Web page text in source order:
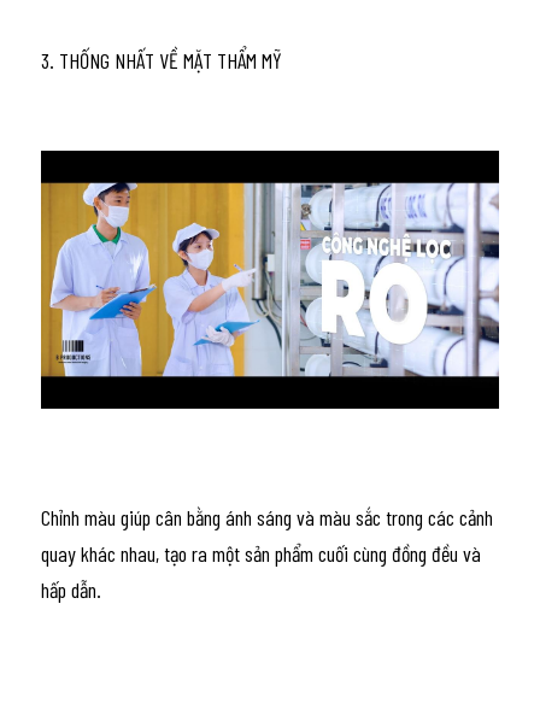
3. THỐNG NHẤT VỀ MẶT THẨM MỸ
Chỉnh màu giúp cân bằng ánh sáng và màu sắc trong các cảnh
quay khác nhau, tạo ra một sản phẩm cuối cùng đồng đều và
hấp dẫn.